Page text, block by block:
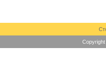
Copyright